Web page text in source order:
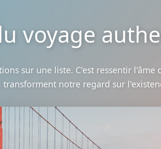
voyage
sur une liste. C'est ressentir l'âme
transforment notre regard sur